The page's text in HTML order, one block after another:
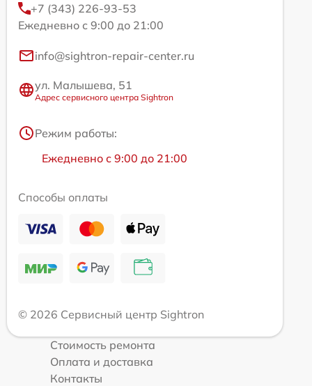
+7 (343) 226-93-53
Ежедневно с 9:00 до 21:00
info@sightron-repair-center.ru
ул. Малышева, 51
Адрес сервисного центра Sightron
Режим работы:
Ежедневно с 9:00 до 21:00
Способы оплаты
© 2026 Сервисный центр Sightron
Стоимость ремонта
Оплата и доставка
Контакты